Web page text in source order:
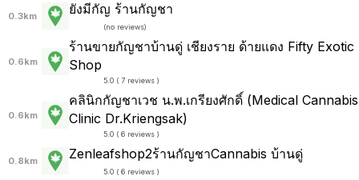
0.3km ยังมีกัญ ร้านกัญชา
(no reviews)
0.6km
ร้านขายกัญชาบ้านดู่ เชียงราย ด้ายแดง Fifty Exotic
Shop
5.0 ( 7 reviews )
0.6km
คลินิกกัญชาเวช น.พ.เกรียงศักดิ์ (Medical Cannabis
Clinic Dr.Kriengsak)
5.0 ( 6 reviews )
0.8km Zenleafshop2ร้านกัญชาCannabis บ้านดู่
5.0 ( 6 reviews )